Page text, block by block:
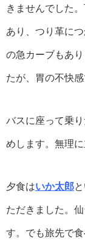
きませんでした
あり、つり革に
の急カーブもあ
たが、胃の不快
バスに座って乗
めします。無理
夕食はいか太郎
ただきました。
す。でも旅先で